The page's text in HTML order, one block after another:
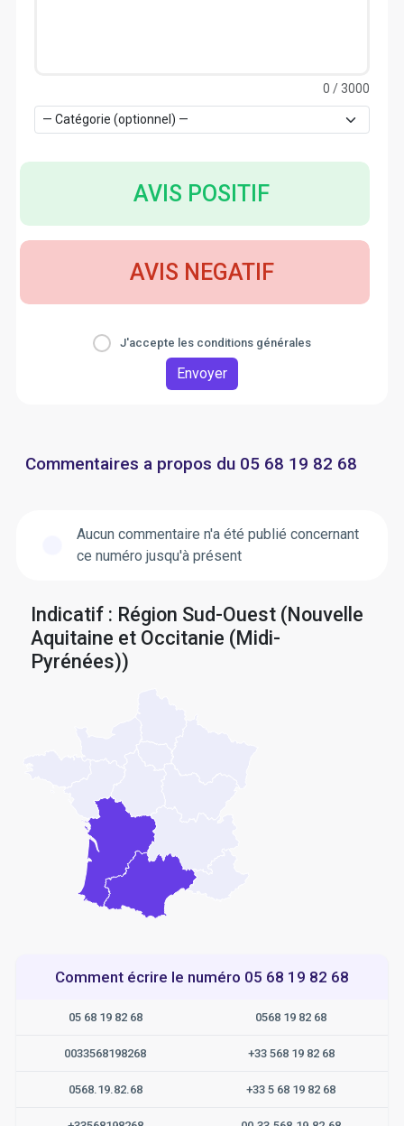
0 / 3000
AVIS POSITIF
AVIS NEGATIF
J'accepte les conditions générales
Envoyer
Commentaires a propos du 05 68 19 82 68
Aucun commentaire n'a été publié concernant
ce numéro jusqu'à présent
Indicatif : Région Sud-Ouest (Nouvelle
Aquitaine et Occitanie (Midi-
Pyrénées))
Comment écrire le numéro 05 68 19 82 68
05 68 19 82 68 0568 19 82 68
0033568198268 +33 568 19 82 68
0568.19.82.68 +33 5 68 19 82 68